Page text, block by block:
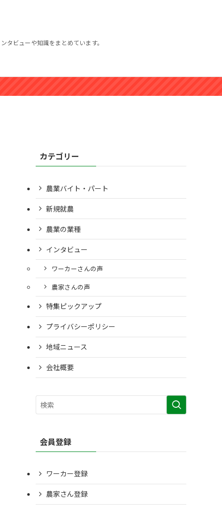
タビューや知識をまとめています。
カテゴリー
農業バイト・パート
新規就農
農業の業種
インタビュー
ワーカーさんの声
農家さんの声
特集ピックアップ
プライバシーポリシー
地域ニュース
会社概要
会員登録
ワーカー登録
農家さん登録